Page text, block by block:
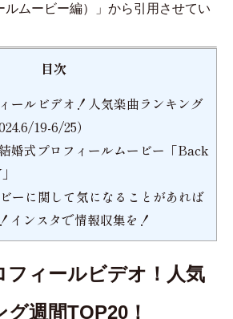
ルムービー編）」から引用させてい
目次
ールビデオ！人気楽曲ランキング
19-6/25）
婚式プロフィールムービー「Back
ーに関して気になることがあれば
インスタで情報収集を！
フィールビデオ！人気
週間TOP20！